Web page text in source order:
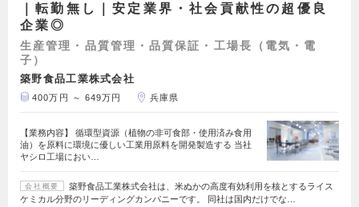
｜転勤無し｜安定業界・社会貢献性の超優良
企業◎
生産管理・品質管理・品質保証・工場長（電気・電
子）
築野食品工業株式会社
400万円 ～ 649万円 兵庫県
【業務内容】 循環型資源（植物の非可食部・使用済み食用
油）を原料に環境に優しい工業用原料を開発製造する 当社
ヤシロ工場におい…
会社概要
築野食品工業株式会社は、米ぬかの高度有効利用を核とするライス
ケミカル分野のリーディングカンパニーです。 同社は国内だけでな…